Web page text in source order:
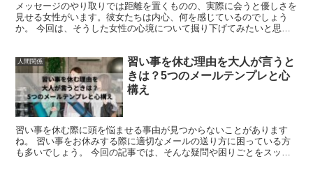
メッセージのやり取りでは距離を置くものの、実際に会うと優しさを
見せる女性がいます。彼女たちは内心、何を感じているのでしょう
か。 今回は、そうした女性の心境について掘り下げてみたいと思い
人間関係
習い事を休む理由を大人が言うと
きは？5つのメールテンプレと心
構え
習い事を休む際に頭を悩ませる事由が見つからないことがあります
ね。 習い事をお休みする際に適切なメールの送り方に困っている方
も多いでしょう。 今回の記事では、そんな疑問や困りごとをスッキ